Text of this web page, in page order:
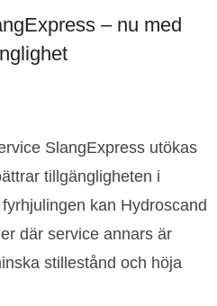
– nu med
SlangExpress utökas
tillgängligheten i
kan Hydroscand
där service annars är
stillestånd och höja